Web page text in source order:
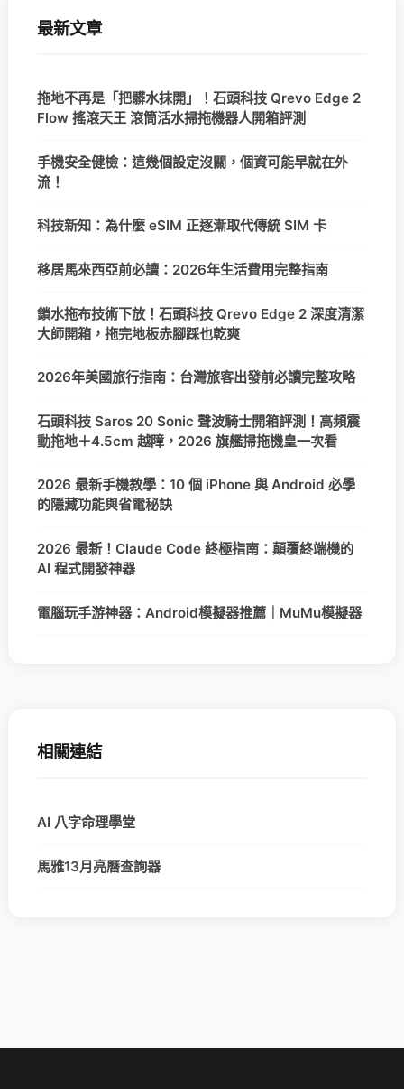
最新文章
拖地不再是「把髒水抹開」！石頭科技 Qrevo Edge 2
Flow 搖滾天王 滾筒活水掃拖機器人開箱評測
手機安全健檢：這幾個設定沒關，個資可能早就在外
流！
科技新知：為什麼 eSIM 正逐漸取代傳統 SIM 卡
移居馬來西亞前必讀：2026年生活費用完整指南
鎖水拖布技術下放！石頭科技 Qrevo Edge 2 深度清潔
大師開箱，拖完地板赤腳踩也乾爽
2026年美國旅行指南：台灣旅客出發前必讀完整攻略
石頭科技 Saros 20 Sonic 聲波騎士開箱評測！高頻震
動拖地＋4.5cm 越障，2026 旗艦掃拖機皇一次看
2026 最新手機教學：10 個 iPhone 與 Android 必學
的隱藏功能與省電秘訣
2026 最新！Claude Code 終極指南：顛覆終端機的
AI 程式開發神器
電腦玩手游神器：Android模擬器推薦｜MuMu模擬器
相關連結
AI 八字命理學堂
馬雅13月亮曆查詢器